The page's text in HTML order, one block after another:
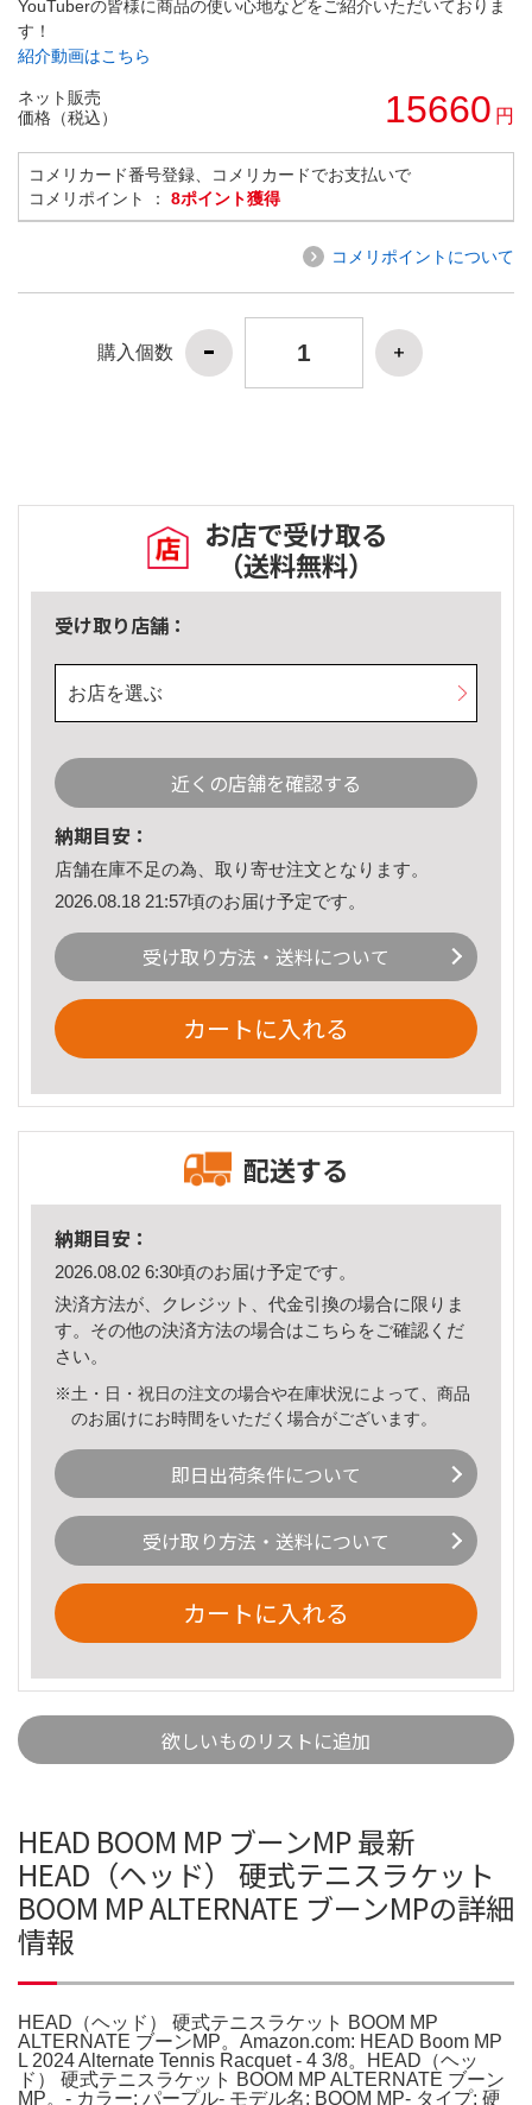
YouTuberの皆様に商品の使い心地などをご紹介いただいておりま
す！
紹介動画はこちら
ネット販売
価格（税込）
15660 円
コメリカード番号登録、コメリカードでお支払いで
コメリポイント ： 8ポイント獲得
コメリポイントについて
購入個数
お店で受け取る
（送料無料）
受け取り店舗：
お店を選ぶ
近くの店舗を確認する
納期目安：
店舗在庫不足の為、取り寄せ注文となります。
2026.08.18 21:57頃のお届け予定です。
受け取り方法・送料について
カートに入れる
配送する
納期目安：
2026.08.02 6:30頃のお届け予定です。
決済方法が、クレジット、代金引換の場合に限りま
す。その他の決済方法の場合はこちら をご確認くだ
さい。
※土・日・祝日の注文の場合や在庫状況によって、商品
のお届けにお時間をいただく場合がございます。
即日出荷条件について
受け取り方法・送料について
カートに入れる
欲しいものリストに追加
HEAD BOOM MP ブーンMP 最新
HEAD（ヘッド） 硬式テニスラケット
BOOM MP ALTERNATE ブーンMPの詳細
情報
HEAD（ヘッド） 硬式テニスラケット BOOM MP
ALTERNATE ブーンMP。Amazon.com: HEAD Boom MP
L 2024 Alternate Tennis Racquet - 4 3/8。HEAD（ヘッ
ド） 硬式テニスラケット BOOM MP ALTERNATE ブーン
MP。- カラー: パープル- モデル名: BOOM MP- タイプ: 硬